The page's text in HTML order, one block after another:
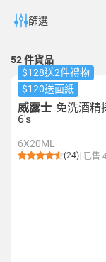
篩選
52件貨品
$128送2件禮物
$120送面紙
威露士 免洗酒精
6's
6X20ML
(24) 已售